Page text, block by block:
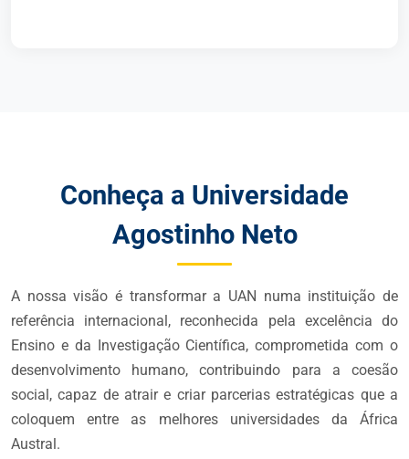
Conheça a Universidade
Agostinho Neto
A nossa visão é transformar a UAN numa instituição de
referência internacional, reconhecida pela excelência do
Ensino e da Investigação Científica, comprometida com o
desenvolvimento humano, contribuindo para a coesão
social, capaz de atrair e criar parcerias estratégicas que a
coloquem entre as melhores universidades da África
Austral.